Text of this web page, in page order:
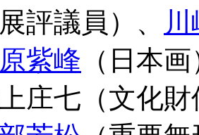
評議員）、
紫峰 （日本
庄七（文化